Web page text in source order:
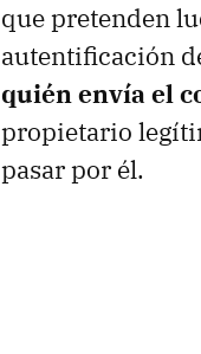
que pretenden
autentificación
quién envía el
propietario
pasar por él.